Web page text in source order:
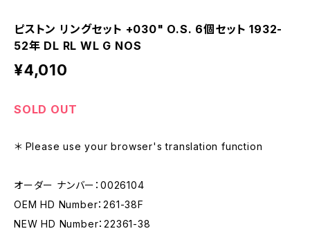
ピストン リングセット +030" O.S. 6個セット 1932-
52年 DL RL WL G NOS
¥4,010
SOLD OUT
＊ Please use your browser's translation function
オーダー ナンバー：0026104
OEM HD Number：261-38F
NEW HD Number：22361-38